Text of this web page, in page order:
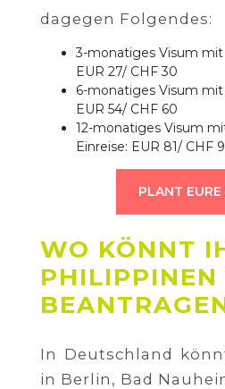
dagegen Folgendes:
3-monatiges Visum mit
EUR 27/ CHF 30
6-monatiges Visum
EUR 54/ CHF 60
12-monatiges Visum
Einreise: EUR 81/ CHF
PLANT EURE
WO KÖNNT
PHILIPPINEN
In Deutschland
in Berlin, Bad